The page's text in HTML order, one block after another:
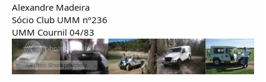
Alexandre Madeira
Sócio Club UMM nº236
UMM Cournil 04/83